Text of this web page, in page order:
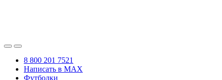
8 800 201 7521
Написать в MAX
Футболки